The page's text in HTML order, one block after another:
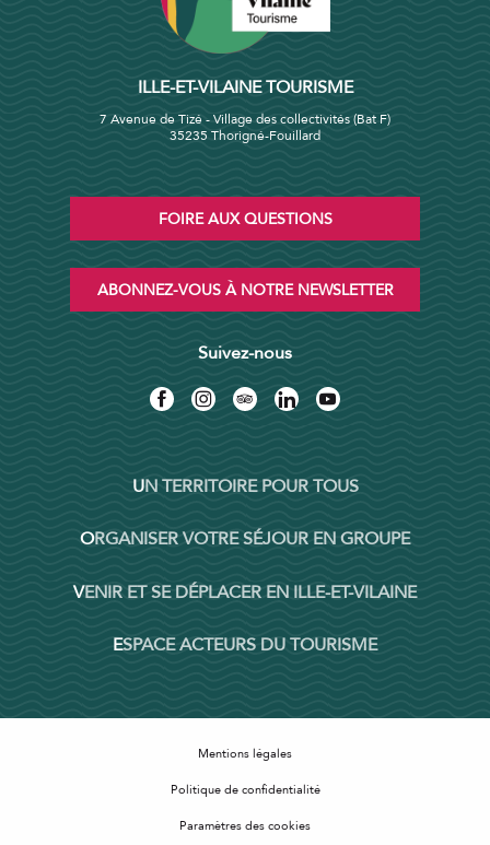
ILLE-ET-VILAINE TOURISME
7 Avenue de Tizé - Village des collectivités (Bat F)
35235 Thorigné-Fouillard
FOIRE AUX QUESTIONS
ABONNEZ-VOUS À NOTRE NEWSLETTER
Suivez-nous
UN TERRITOIRE POUR TOUS
ORGANISER VOTRE SÉJOUR EN GROUPE
VENIR ET SE DÉPLACER EN ILLE-ET-VILAINE
ESPACE ACTEURS DU TOURISME
Mentions légales
Politique de confidentialité
Paramètres des cookies